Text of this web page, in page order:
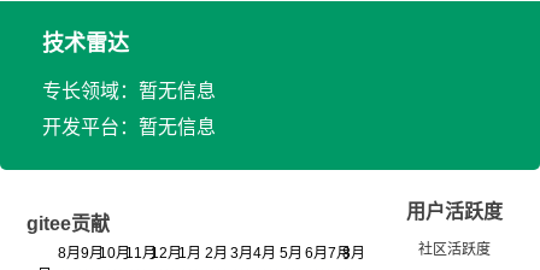
技术雷达
专长领域：暂无信息
开发平台：暂无信息
gitee贡献
用户活跃度